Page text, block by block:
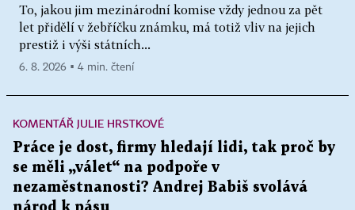
To, jakou jim mezinárodní komise vždy jednou za pět
let přidělí v žebříčku známku, má totiž vliv na jejich
prestiž i výši státních...
6. 8. 2026 ▪ 4 min. čtení
KOMENTÁŘ JULIE HRSTKOVÉ
Práce je dost, firmy hledají lidi, tak proč by
se měli „válet“ na podpoře v
nezaměstnanosti? Andrej Babiš svolává
národ k pásu